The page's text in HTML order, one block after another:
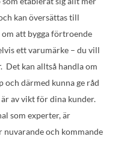
kan översättas till
att bygga förtroende
ett varumärke – du vill
. Det kan alltså handla om
därmed kunna ge råd
av vikt för dina kunder.
som experter, är
och kommande